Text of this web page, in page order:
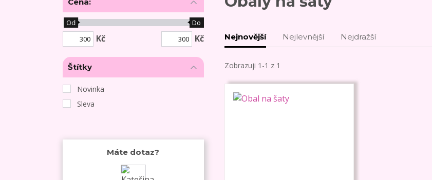
Nejnovější Nejlevnější Nejdražší
Zobrazuji 1-1 z 1
Kč
Od Do
Kč
Štítky
Novinka
Sleva
Máte dotaz?